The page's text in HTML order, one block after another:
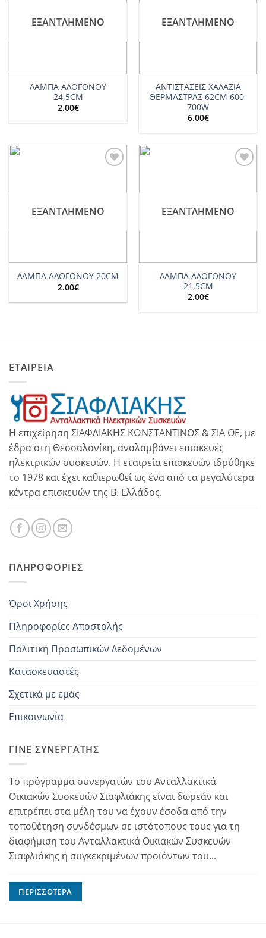
ΕΞΑΝΤΛΗΜΈΝΟ
ΛΑΜΠΑ ΑΛΟΓΟΝΟΥ
24,5CM
2.00€
ΕΞΑΝΤΛΗΜΈΝΟ
ΑΝΤΙΣΤΑΣΕΙΣ ΧΑΛΑΖΙΑ
ΘΕΡΜΑΣΤΡΑΣ 62CM 600-
700W
6.00€
ΕΞΑΝΤΛΗΜΈΝΟ
ΛΑΜΠΑ ΑΛΟΓΟΝΟΥ 20CM
2.00€
ΕΞΑΝΤΛΗΜΈΝΟ
ΛΑΜΠΑ ΑΛΟΓΟΝΟΥ
21,5CM
2.00€
ΕΤΑΙΡΕΙΑ
Η επιχείρηση ΣΙΑΦΛΙΑΚΗΣ ΚΩΝΣΤΑΝΤΙΝΟΣ & ΣΙΑ ΟΕ, με
έδρα στη Θεσσαλονίκη, αναλαμβάνει επισκευές
ηλεκτρικών συσκευών. Η εταιρεία επισκευών ιδρύθηκε
το 1978 και έχει καθιερωθεί ως ένα από τα μεγαλύτερα
κέντρα επισκευών της Β. Ελλάδος.
ΠΛΗΡΟΦΟΡΊΕΣ
Όροι Χρήσης
Πληροφορίες Αποστολής
Πολιτική Προσωπικών Δεδομένων
Κατασκευαστές
Σχετικά με εμάς
Επικοινωνία
ΓΊΝΕ ΣΥΝΕΡΓΆΤΗΣ
Το πρόγραμμα συνεργατών του Ανταλλακτικά
Οικιακών Συσκευών Σιαφλιάκης είναι δωρεάν και
επιτρέπει στα μέλη του να έχουν έσοδα από την
τοποθέτηση συνδέσμων σε ιστότοπους τους για τη
διαφήμιση του Ανταλλακτικά Οικιακών Συσκευών
Σιαφλιάκης ή συγκεκριμένων προϊόντων του...
ΠΕΡΙΣΣΌΤΕΡΑ